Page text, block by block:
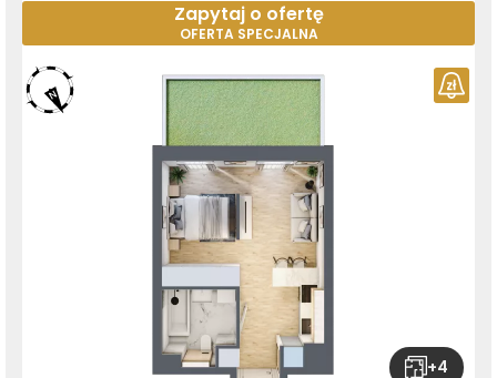
Zapytaj o ofertę
OFERTA SPECJALNA
+4